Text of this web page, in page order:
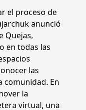
el proceso de
anunció
Quejas,
en todas las
las
comunidad. En
la
virtual, una